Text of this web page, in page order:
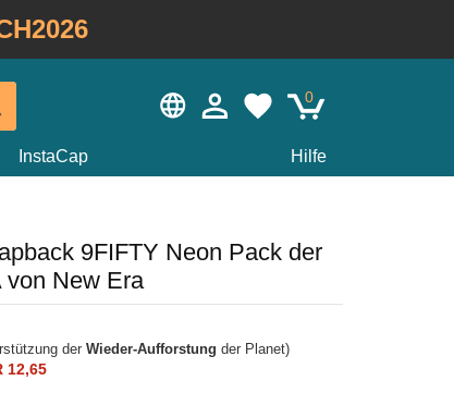
0
InstaCap Hilfe
9FIFTY Neon Pack der
von New Era
der Wieder-Aufforstung der Planet)
12,65